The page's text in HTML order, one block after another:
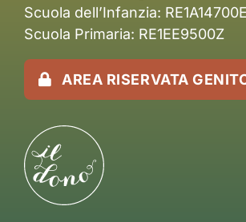
Scuola dell’Infanzia: RE1A14700E
Scuola Primaria: RE1EE9500Z
AREA RISERVATA